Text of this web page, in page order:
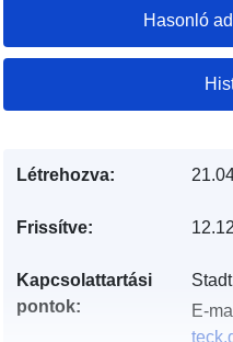
Hasonló
Létrehozva:
Frissítve:
Kapcsolattartási
pontok:
E-